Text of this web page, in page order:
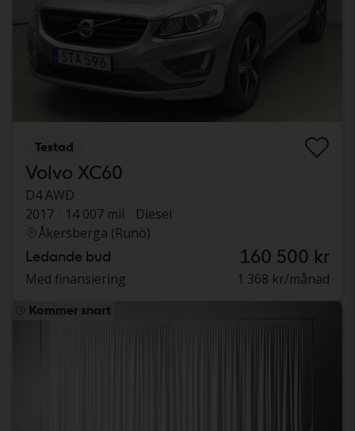
Testad
Volvo XC60
D4 AWD
2017
14 007 mil
Diesel
Åkersberga (Runö)
Ledande bud 160 500 kr
Med finansiering 1 368 kr/månad
Kommer snart